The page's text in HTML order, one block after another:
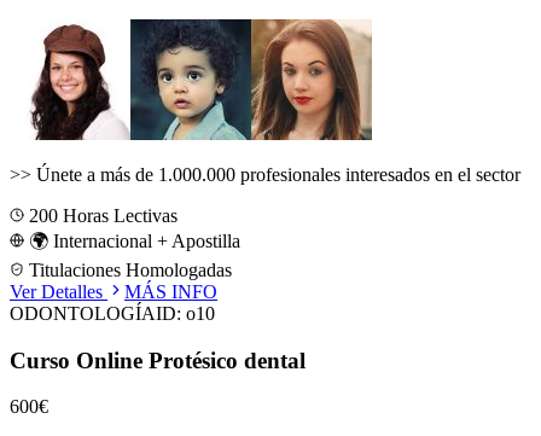
>> Únete a más de 1.000.000 profesionales interesados en el sector
200 Horas Lectivas
🌍 Internacional + Apostilla
Titulaciones Homologadas
Ver Detalles
MÁS INFO
ODONTOLOGÍAID: o10
Curso Online Protésico dental
600€